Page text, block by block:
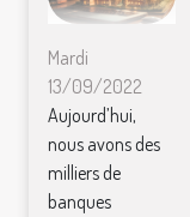
Mardi
13/09/2022
Aujourd’hui,
nous avons des
milliers de
banques